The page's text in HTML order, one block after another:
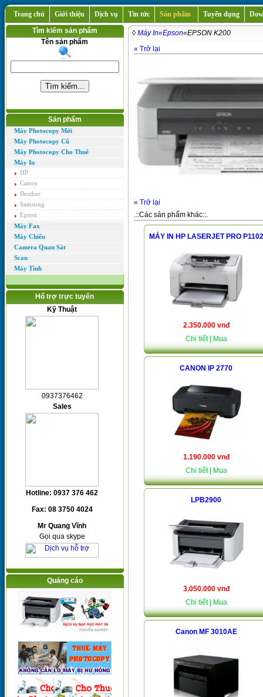
Trang chủ Giới thiệu Dịch vụ Tin tức Sản phẩm Tuyển dụng
Tìm kiếm sản phẩm
Tên sản phẩm
Sản phẩm
Máy Photocopy Mới
Máy Photocopy Cũ
Máy Photocopy Cho Thuê
Máy In
HP
Canon
Brother
Samsung
Epson
Máy Fax
Máy Chiếu
Camera Quan Sát
Scan
Máy Tính
Hổ trợ trực tuyến
Kỹ Thuật
0937376462
Sales
Hotline: 0937 376 462
Fax: 08 3750 4024
Mr Quang Vĩnh
Gọi qua skype
Quảng cáo
◊ Máy In«Epson«EPSON K200
« Trở lại
« Trở lại
.::Các sản phẩm khác::.
MÁY IN HP LASERJET PRO P1102
2.350.000 vnđ
Chi tiết
| Mua
CANON IP 2770
1.190.000 vnđ
Chi tiết
| Mua
LPB2900
3.050.000 vnđ
Chi tiết
| Mua
Canon MF 3010AE